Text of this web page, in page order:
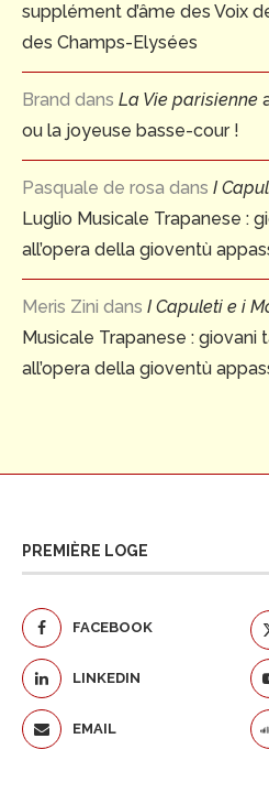
supplément d’âme des Voix
des Champs-Elysées
Brand dans La Vie parisienne
ou la joyeuse basse-cour !
Pasquale de rosa dans I
Luglio Musicale Trapanese :
all’opera della gioventù
Meris Zini dans I Capuleti e i
Musicale Trapanese : giovani
all’opera della gioventù
PREMIÈRE LOGE
FACEBOOK
LINKEDIN
EMAIL